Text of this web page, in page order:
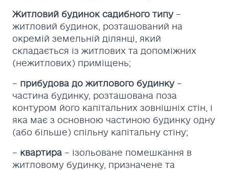
Житловий будинок садибного типу–
житловий будинок, розташований на
окремій земельній ділянці, який
складається із житлових та допоміжних
(нежитлових) приміщень;
– прибудова до житлового будинку–
частина будинку, розташована поза
контуром його капітальних зовнішніх стін, і
яка має з основною частиною будинку одну
(або більше) спільну капітальну стіну;
– квартира – ізольоване помешкання в
житловому будинку, призначене та